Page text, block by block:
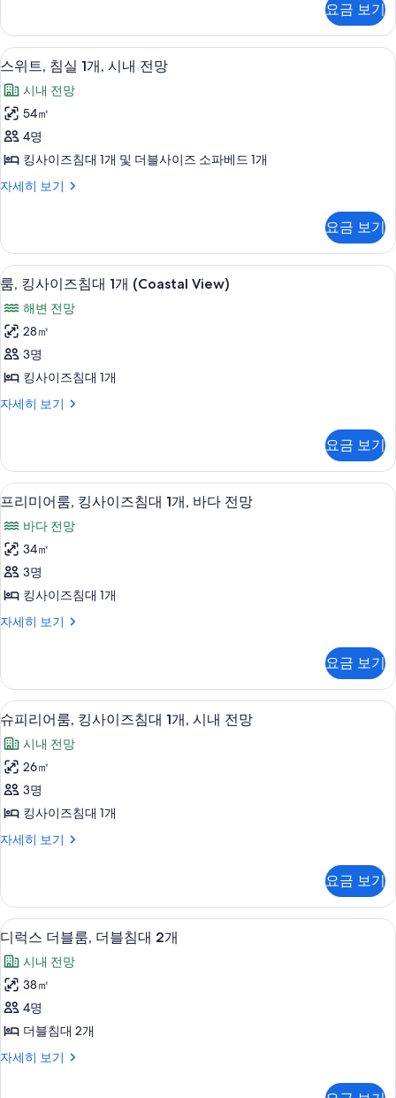
모
두
보
기
히
보
기
대
개
및
소
파
베
드,
전
망
(1
bedroom)
사
진
모
두
사
이
즈
대
개
및
소
베
전
망
(1
bedroom)
자
세
히
기
요금 보기
스
위
트,
침
실
1
개,
내
전
망
사
진
모
두
보
스위트, 침실 1개, 시내 전망 | 미니바,
6
스위트, 침실 1개, 시내 전망
시내 전망
54㎡
4명
킹사이즈침대 1개 및 더블사이즈 소파베드 1개
자세히 보기
스
실
개,
시
내
전
망
자
세
보
요금 보기
룸,
킹
사
이
즈
대
개
(Coastal
View)
사
진
모
두
보
미니바, 객실 내 금고, 책상, 다리미/다
7
룸, 킹사이즈침대 1개 (Coastal View)
해변 전망
28㎡
3명
킹사이즈침대 1개
자세히 보기
룸,
즈
침
대
개
(Coastal
View)
자
세
보
요금 보기
프
미
어
룸,
사
즈
침
대
1
개,
바
다
전
진
모
두
보
기
7
프리미어룸, 킹사이즈침대 1개, 바다 전망
바다 전망
34㎡
3명
킹사이즈침대 1개
자세히 보기
프
룸,
킹
사
이
즈
침
대
개,
다
세
히
보
기
요금 보기
슈
피
리
어
룸,
사
즈
침
대
1
개,
시
내
전
미니바, 객실 내 금고, 책상, 다리미/다
6
슈피리어룸, 킹사이즈침대 1개, 시내 전망
시내 전망
26㎡
3명
킹사이즈침대 1개
자세히 보기
슈
룸,
킹
사
이
즈
침
대
개,
내
요금 보기
디
럭
스
더
블
더
디럭스 더블룸, 더블침대 2개 | 미니바
6
디럭스 더블룸, 더블침대 2개
시내 전망
38㎡
4명
더블침대 2개
자세히 보기
디